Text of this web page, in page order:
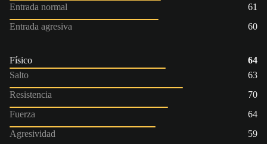
Entrada normal
61
Entrada agresiva
60
Físico
64
Salto
63
Resistencia
70
Fuerza
64
Agresividad
59